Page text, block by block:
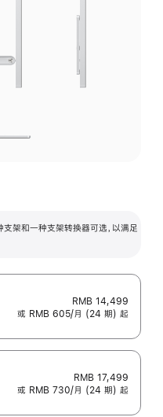
架和一种支架转换器可选，以满足
RMB 14,499
或 RMB 605/月 (24 期) 起
RMB 17,499
或 RMB 730/月 (24 期) 起